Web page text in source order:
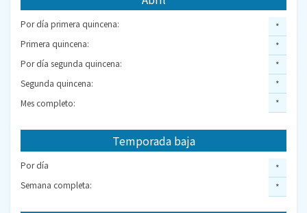
Por día primera quincena:
Primera quincena:
Por día segunda quincena:
Segunda quincena:
Mes completo:
*
*
*
*
*
Temporada baja
Por día
Semana completa:
*
*